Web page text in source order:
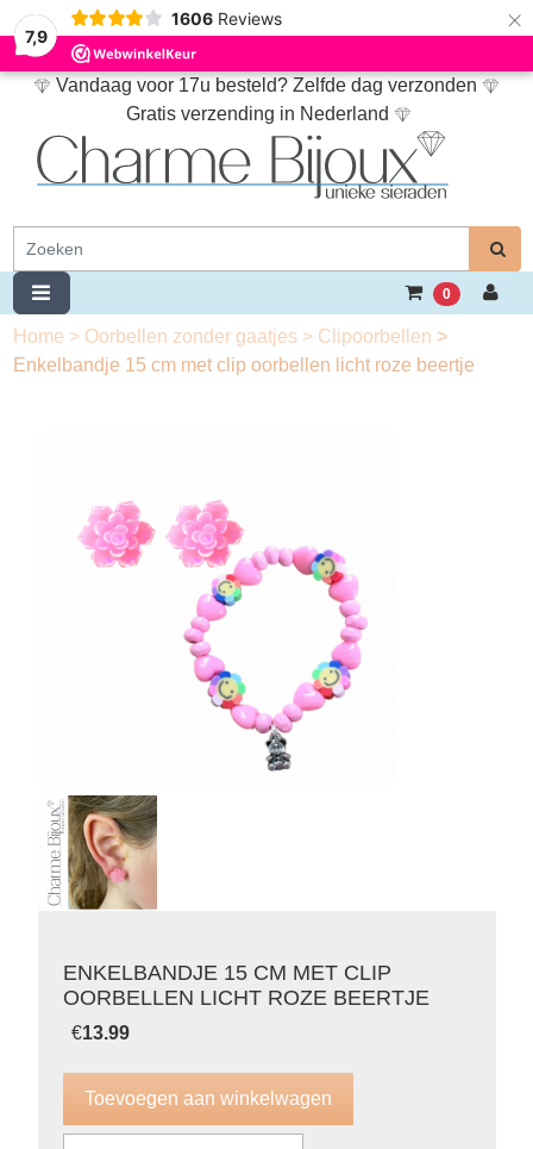
7,9
1606 Reviews ×
Vandaag voor 17u besteld? Zelfde dag verzonden
Gratis verzending in Nederland
0
Home > Oorbellen zonder gaatjes > Clipoorbellen >
Enkelbandje 15 cm met clip oorbellen licht roze beertje
ENKELBANDJE 15 CM MET CLIP
OORBELLEN LICHT ROZE BEERTJE
€13.99